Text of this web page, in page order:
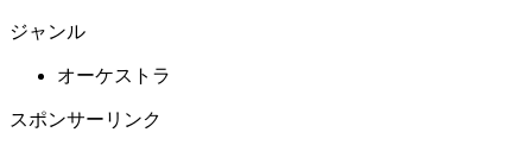
ジャンル
オーケストラ
スポンサーリンク